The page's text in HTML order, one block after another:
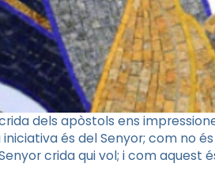
dels apòstols ens
és del Senyor; com no
crida qui vol; i com aquest